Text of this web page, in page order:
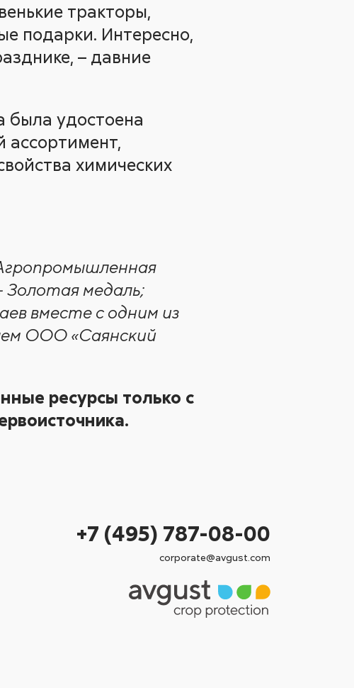
тракторы,
подарки. Интересно,
– давние
была удостоена
ассортимент,
химических
Золотая медаль;
вместе с одним из
ООО «Саянский
ресурсы только с
+7 (495) 787-08-00
corporate@avgust.com